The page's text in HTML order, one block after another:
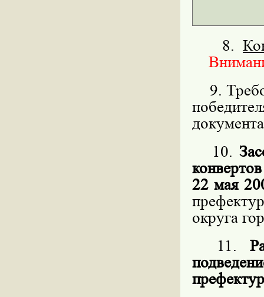
8.
9.
10.
22 мая
округа
11.